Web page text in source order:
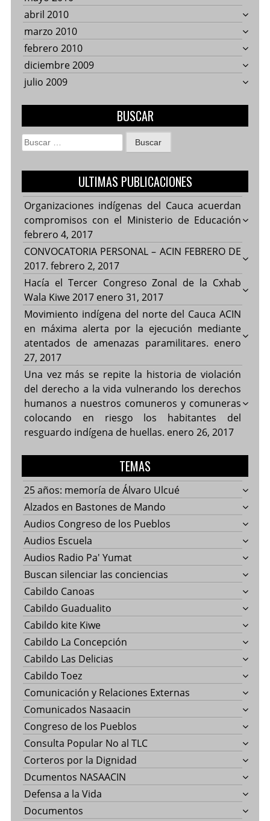
abril 2010
marzo 2010
febrero 2010
diciembre 2009
julio 2009
BUSCAR
Buscar:
ULTIMAS PUBLICACIONES
Organizaciones indígenas del Cauca acuerdan
compromisos con el Ministerio de Educación
febrero 4, 2017
CONVOCATORIA PERSONAL – ACIN FEBRERO DE
2017. febrero 2, 2017
Hacía el Tercer Congreso Zonal de la Cxhab
Wala Kiwe 2017 enero 31, 2017
Movimiento indígena del norte del Cauca ACIN
en máxima alerta por la ejecución mediante
atentados de amenazas paramilitares. enero
27, 2017
Una vez más se repite la historia de violación
del derecho a la vida vulnerando los derechos
humanos a nuestros comuneros y comuneras
colocando en riesgo los habitantes del
resguardo indígena de huellas. enero 26, 2017
TEMAS
25 años: memoría de Álvaro Ulcué
Alzados en Bastones de Mando
Audios Congreso de los Pueblos
Audios Escuela
Audios Radio Pa' Yumat
Buscan silenciar las conciencias
Cabildo Canoas
Cabildo Guadualito
Cabildo kite Kiwe
Cabildo La Concepción
Cabildo Las Delicias
Cabildo Toez
Comunicación y Relaciones Externas
Comunicados Nasaacin
Congreso de los Pueblos
Consulta Popular No al TLC
Corteros por la Dignidad
Dcumentos NASAACIN
Defensa a la Vida
Documentos